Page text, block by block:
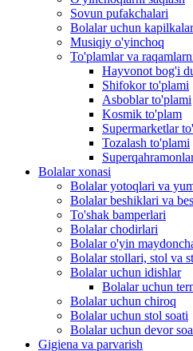
Sovun pufakchalari
Bolalar uchun kapilkalar
Musiqiy o'yinchoq
To'plamlar va
Hayvonot bog'i
Shifokor to'plami
Asboblar to'plami
Kosmik to'plam
Supermarketlar
Tozalash to'plami
Bolalar xonasi
Bolalar yotoqlari va
Bolalar beshiklari va
To'shak bamperlari
Bolalar chodirlari
Bolalar o'yin
Bolalar stollari, stol va
Bolalar uchun idishlar
Bolalar uchun
Bolalar uchun chiroq
Bolalar uchun stol soati
Bolalar uchun devor
Gigiena va parvarish